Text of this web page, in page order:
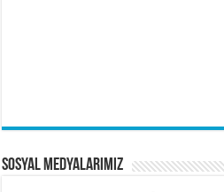
Sosyal Medyalarımız